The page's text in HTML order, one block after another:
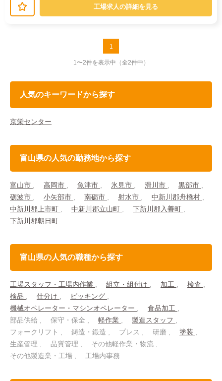
工場求人の詳細を見る
1
1〜2件を表示中 （全2件中）
人気のキーワードから探す
京栄センター
富山県の人気の勤務地から探す
富山市 高岡市 魚津市 氷見市 滑川市
黒部市
砺波市
小矢部市 南砺市 射水市
中新川郡舟橋村
中新川郡上市町
中新川郡立山町
下新川郡入善町
下新川郡朝日町
富山県の人気の職種から探す
工場スタッフ・工場内作業 組立・組付け 加工
検査
検品
仕分け
ピッキング
機械オペレーター・マシンオペレーター
食品加工
部品供給
保守・保全 軽作業
製造スタッフ
フォークリフト
鋳造・鍛造 プレス 研磨
塗装
生産管理
品質管理
その他軽作業・物流
その他製造業・工場
工場内事務